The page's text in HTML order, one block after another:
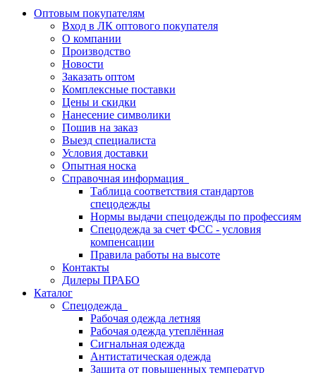
Оптовым покупателям
Вход в ЛК оптового покупателя
О компании
Производство
Новости
Заказать оптом
Комплексные поставки
Цены и скидки
Нанесение символики
Пошив на заказ
Выезд специалиста
Условия доставки
Опытная носка
Справочная информация
Таблица соответствия стандартов
спецодежды
Нормы выдачи спецодежды по профессиям
Спецодежда за счет ФСС - условия
компенсации
Правила работы на высоте
Контакты
Дилеры ПРАБО
Каталог
Спецодежда
Рабочая одежда летняя
Рабочая одежда утеплённая
Сигнальная одежда
Антистатическая одежда
Защита от повышенных температур